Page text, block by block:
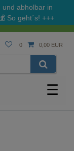
und abholbar in
So geht´s! +++
☰
0 0,00 EUR